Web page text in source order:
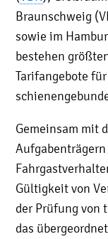
Braunschweig
sowie im
bestehen
Tarifangebote
Gemeinsam mit
Gültigkeit von
der Prüfung von
das